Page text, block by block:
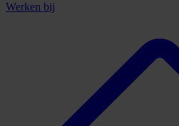
Werken bij